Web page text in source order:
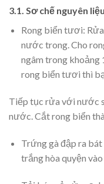
3.1. Sơ chế nguyên liệu
Rong biển tươi:
nước trong. Cho
ngâm trong khoảng
rong biển tươi thì
Tiếp tục rửa với nước
nước. Cắt rong biển
Trứng gà đập ra bát
trắng hòa quyện vào